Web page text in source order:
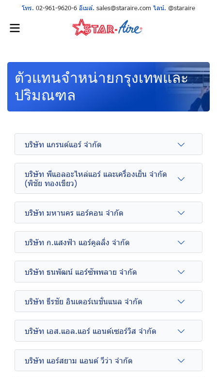
โทร. 02-961-9620-6 อีเมล์. sales@staraire.com ไลน์. @staraire
ตัวแทนจำหน่ายกรุงเทพและ
ปริมณฑล
บริษัท แกรนด์แอร์ จำกัด
บริษัท พีแอลอะไหล่แอร์ และเครื่องเย็น จำกัด
(พิชัย ทองเขียว)
บริษัท มหานคร แอร์คอน จำกัด
บริษัท ก.แสงฟ้า แอร์คูลลิ่ง จำกัด
บริษัท ธนพัฒน์ แอร์ซัพพลาย จำกัด
บริษัท ธีรชัย อินเตอร์เนชั่นแนล จำกัด
บริษัท เอส.แอล.แอร์ แอนด์เซอร์วิส จำกัด
บริษัท แอร์สยาม แอนด์ วีว่า จำกัด